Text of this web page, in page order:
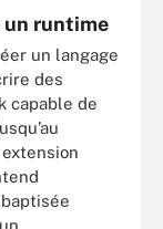
un runtime
un langage
des
capable de